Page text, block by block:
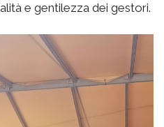
e gentilezza dei gestori.